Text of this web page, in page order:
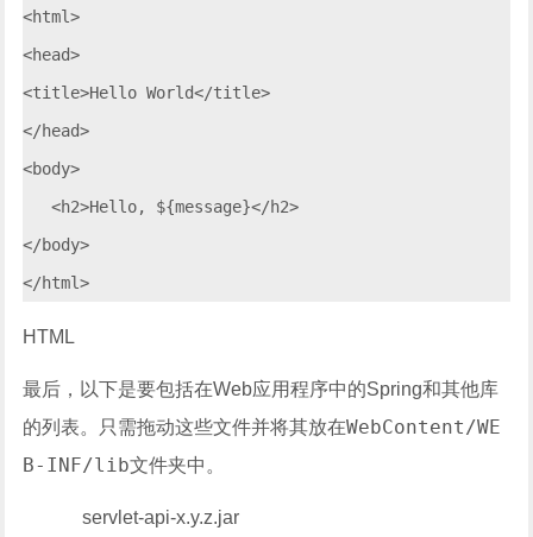
<html>
<head>
<title>Hello World</title>
</head>
<body>
   <h2>Hello, ${message}</h2>
</body>
HTML
最后，以下是要包括在Web应用程序中的Spring和其他库
的列表。只需拖动这些文件并将其放在WebContent/WE
B-INF/lib文件夹中。
servlet-api-x.y.z.jar